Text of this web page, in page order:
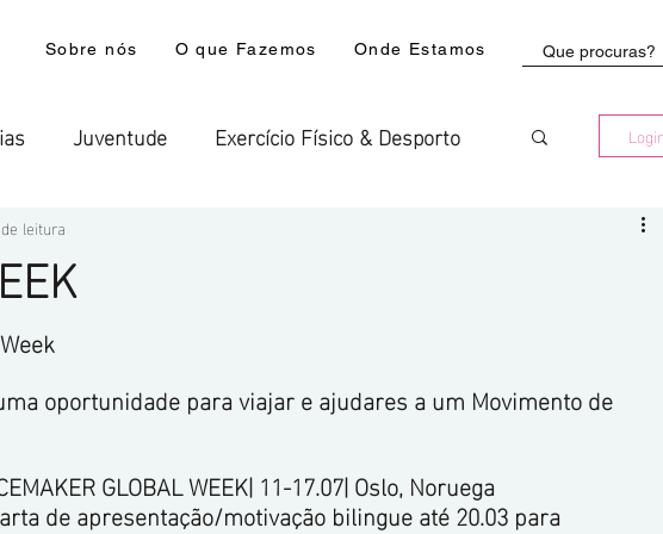
Sobre nós O que Fazemos Onde Estamos
Juventude Exercício Físico & Desporto
Institucional
Aguiar, Viana do Alentejo
leitura
estrelas.
oportunidade para viajar e ajudares a um Movimento de
GLOBAL WEEK| 11-17.07| Oslo, Noruega
de apresentação/motivação bilingue até 20.03 para